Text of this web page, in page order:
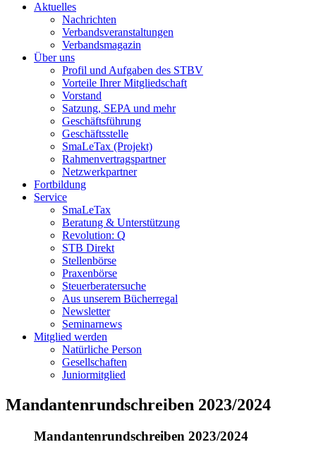
Aktuelles
Nachrichten
Verbandsveranstaltungen
Verbandsmagazin
Über uns
Profil und Aufgaben des STBV
Vorteile Ihrer Mitgliedschaft
Vorstand
Satzung, SEPA und mehr
Geschäftsführung
Geschäftsstelle
SmaLeTax (Projekt)
Rahmenvertragspartner
Netzwerkpartner
Fortbildung
Service
SmaLeTax
Beratung & Unterstützung
Revolution: Q
STB Direkt
Stellenbörse
Praxenbörse
Steuerberatersuche
Aus unserem Bücherregal
Newsletter
Seminarnews
Mitglied werden
Natürliche Person
Gesellschaften
Juniormitglied
Mandantenrundschreiben 2023/2024
Mandantenrundschreiben 2023/2024